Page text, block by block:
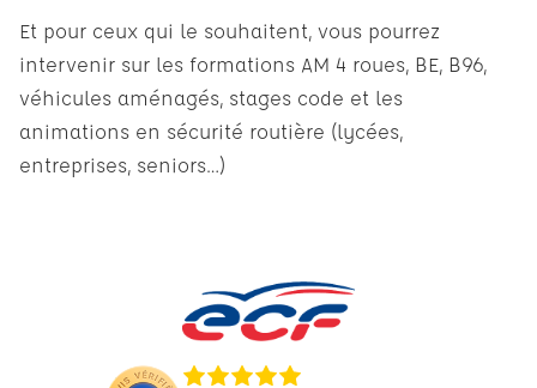
Et pour ceux qui le souhaitent, vous pourrez
intervenir sur les formations AM 4 roues, BE, B96,
véhicules aménagés, stages code et les
animations en sécurité routière (lycées,
entreprises, seniors…)